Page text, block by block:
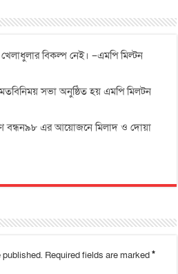
বিকল্প নেই। –এমপি মিল্টন
সভা অনুষ্ঠিত হয় ‎এমপি মিলটন
বন্ধন৯৮ এর আয়োজনে মিলাদ ও দোয়া
Required fields are marked*